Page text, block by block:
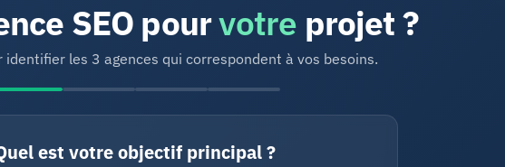
SEO pourvotre projet ?
les 3 agences qui correspondent à vos besoins.
est votre objectif principal ?